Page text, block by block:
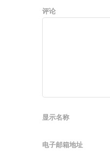
评论
显示名称
电子邮箱地址